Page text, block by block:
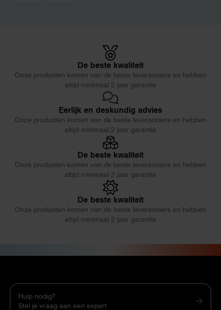
De beste kwaliteit
Onze producten komen van de beste leveranciers en hebben
altijd minimaal 2 jaar garantie
Eerlijk en deskundig advies
Onze producten komen van de beste leveranciers en hebben
altijd minimaal 2 jaar garantie
De beste kwaliteit
Onze producten komen van de beste leveranciers en hebben
altijd minimaal 2 jaar garantie
De beste kwaliteit
Onze producten komen van de beste leveranciers en hebben
altijd minimaal 2 jaar garantie
Hulp nodig?
Stel je vraag aan een expert